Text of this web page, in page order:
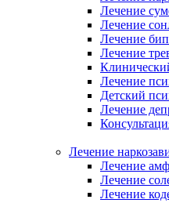
Лечение
Лечение
Лечение
Лечение
Лечение
Детский
Лечение
Лечение
Лечение
Лечение
Лечение